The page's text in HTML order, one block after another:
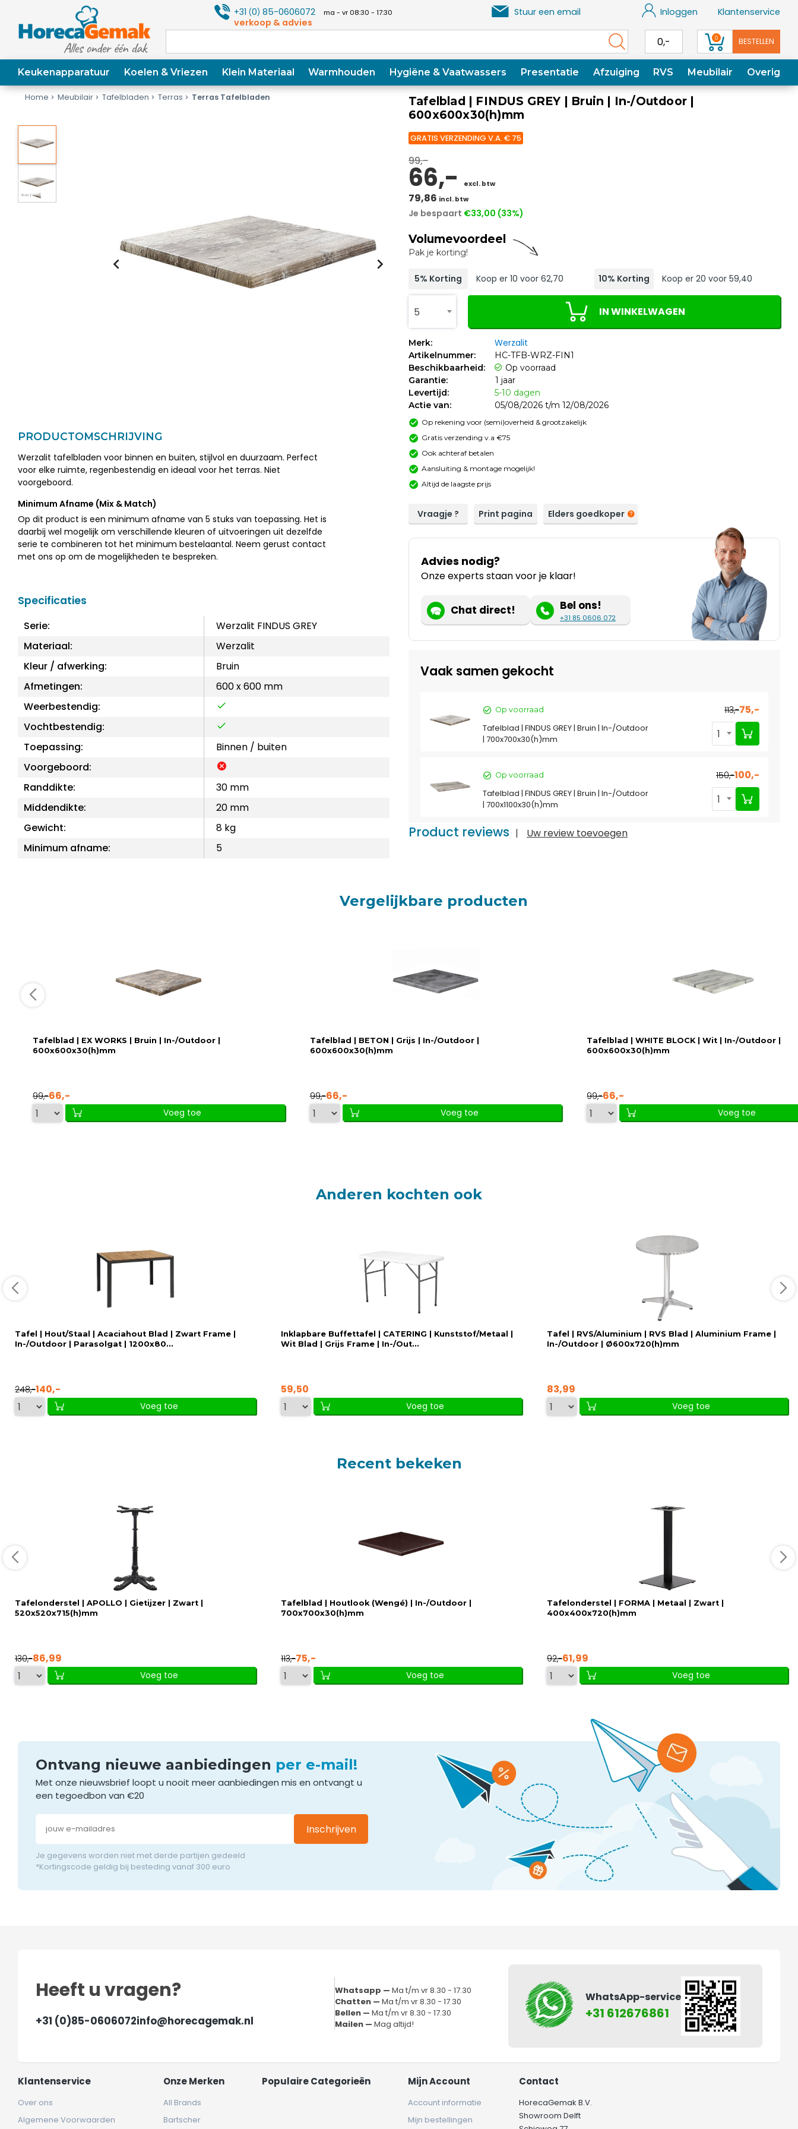
+31(0) 85-0606072 ma - vr 08:30 - 17:30
verkoop & advies
Stuur een email Inloggen Klantenservice
0,- 0 BESTELLEN
Keukenapparatuur Koelen & Vriezen Klein Materiaal Warmhouden Hygiëne & Vaatwassers Presentatie Afzuiging RVS Meubilair Overig
Home Meubilair Tafelbladen Terras Terras Tafelbladen
PRODUCTOMSCHRIJVING
Werzalit tafelbladen voor binnen en buiten, stijlvol en duurzaam. Perfect
voor elke ruimte, regenbestendig en ideaal voor het terras. Niet
voorgeboord.
Minimum Afname (Mix & Match)
Op dit product is een minimum afname van 5 stuks van toepassing. Het is
daarbij wel mogelijk om verschillende kleuren of uitvoeringen uit dezelfde
serie te combineren tot het minimum bestelaantal. Neem gerust contact
met ons op om de mogelijkheden te bespreken.
Specificaties
Serie:
Werzalit FINDUS GREY
Materiaal:
Werzalit
Kleur / afwerking:
Bruin
Afmetingen:
600 x 600 mm
Weerbestendig:
Vochtbestendig:
Toepassing:
Binnen / buiten
Voorgeboord:
Randdikte:
30 mm
Middendikte:
20 mm
Gewicht:
8 kg
Minimum afname:
5
Tafelblad | FINDUS GREY | Bruin | In-/Outdoor |
600x600x30(h)mm
GRATIS VERZENDING V.A. € 75
99,-
66,- excl. btw
79,86 incl. btw
Je bespaart €33,00 (33%)
Volumevoordeel
Pak je korting!
5% Korting Koop er 10 voor 62,70 10% Korting Koop er 20 voor 59,40
5 IN WINKELWAGEN
Merk: Werzalit
Artikelnummer:
HC-TFB-WRZ-FIN1
Beschikbaarheid:
Op voorraad
Garantie:
1 jaar
Levertijd:
5-10 dagen
Actie van:
05/08/2026 t/m 12/08/2026
Op rekening voor (semi)overheid & grootzakelijk
Gratis verzending v.a €75
Ook achteraf betalen
Aansluiting & montage mogelijk!
Altijd de laagste prijs
Vraagje ? Print pagina Elders goedkoper
Advies nodig?
Onze experts staan voor je klaar!
Chat direct! Bel ons!
+31 85 0606 072
Vaak samen gekocht
Op voorraad 113,-75,-
Tafelblad | FINDUS GREY | Bruin | In-/Outdoor
| 700x700x30(h)mm
1
Op voorraad 150,-100,-
Tafelblad | FINDUS GREY | Bruin | In-/Outdoor
| 700x1100x30(h)mm
1
Product reviews | Uw review toevoegen
Vergelijkbare producten
Tafelblad | EX WORKS | Bruin | In-/Outdoor |
600x600x30(h)mm
99,-66,-
Voeg toe
Tafelblad | BETON | Grijs | In-/Outdoor |
600x600x30(h)mm
99,-66,-
Voeg toe
Tafelblad | WHITE BLOCK | Wit | In-/Outdoor |
600x600x30(h)mm
99,-66,-
Voeg toe
Anderen kochten ook
Tafel | Hout/Staal | Acaciahout Blad | Zwart Frame |
In-/Outdoor | Parasolgat | 1200x80...
248,-140,-
Voeg toe
Inklapbare Buffettafel | CATERING | Kunststof/Metaal |
Wit Blad | Grijs Frame | In-/Out...
59,50
Voeg toe
Tafel | RVS/Aluminium | RVS Blad | Aluminium Frame |
In-/Outdoor | Ø600x720(h)mm
83,99
Voeg toe
Recent bekeken
Tafelonderstel | APOLLO | Gietijzer | Zwart |
520x520x715(h)mm
130,-86,99
Voeg toe
Tafelblad | Houtlook (Wengé) | In-/Outdoor |
700x700x30(h)mm
113,-75,-
Voeg toe
Tafelonderstel | FORMA | Metaal | Zwart |
400x400x720(h)mm
92,-61,99
Voeg toe
Ontvang nieuwe aanbiedingen per e-mail!
Met onze nieuwsbrief loopt u nooit meer aanbiedingen mis en ontvangt u
een tegoedbon van €20
Inschrijven
Je gegevens worden niet met derde partijen gedeeld
*Kortingscode geldig bij besteding vanaf 300 euro
Heeft u vragen?
+31 (0)85-0606072info@horecagemak.nl
Whatsapp —Ma t/m vr 8.30 - 17.30
Chatten —Ma t/m vr 8.30 - 17.30
Bellen —Ma t/m vr 8.30 - 17.30
Mailen —Mag altijd!
WhatsApp-service
+31 612676861
Klantenservice
Over ons
Algemene Voorwaarden
Onze Merken
All Brands
Bartscher
Populaire Categorieën Mijn Account
Account informatie
Mijn bestellingen
Contact
HorecaGemak B.V.
Showroom Delft